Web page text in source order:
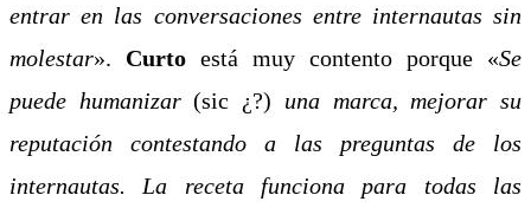
entrar en las conversaciones entre internautas sin
molestar». Curto está muy contento porque «Se
puede humanizar(sic ¿?) una marca, mejorar su
reputación contestando a las preguntas de los
internautas. La receta funciona para todas las